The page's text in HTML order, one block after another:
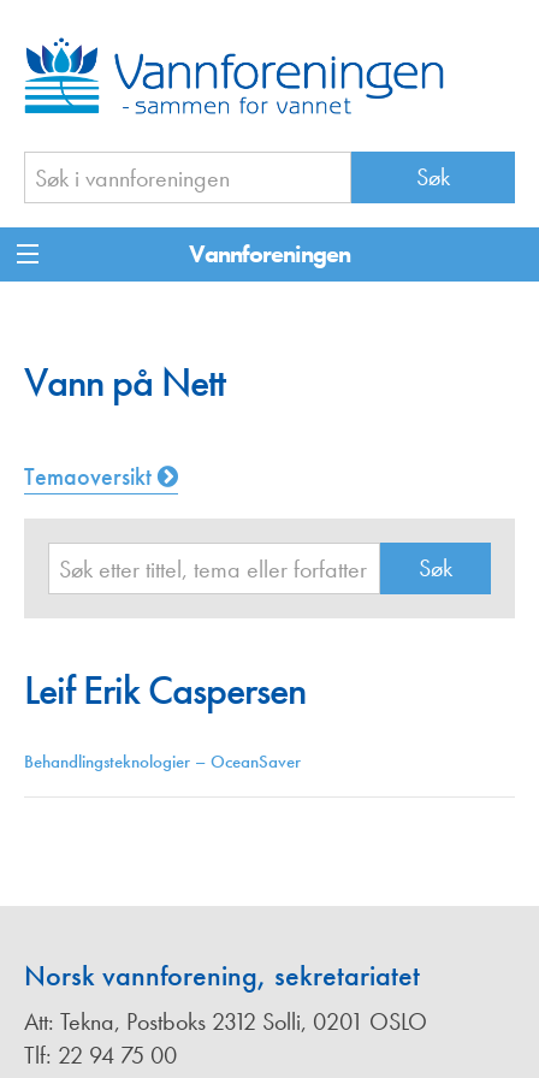
Vannforeningen
Vann på Nett
Temaoversikt
Leif Erik Caspersen
Behandlingsteknologier – OceanSaver
Norsk vannforening, sekretariatet
Att: Tekna, Postboks 2312 Solli, 0201 OSLO
Tlf: 22 94 75 00